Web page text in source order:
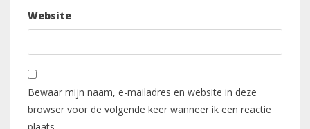
Website
Bewaar mijn naam, e-mailadres en website in deze
browser voor de volgende keer wanneer ik een reactie